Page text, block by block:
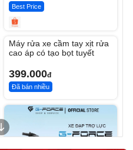
Best Price
Máy rửa xe cầm tay xịt rửa
cao áp có tạo bọt tuyết
399.000đ
Đã bán nhiều